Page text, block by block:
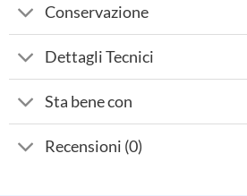
Conservazione
Dettagli Tecnici
Sta bene con
Recensioni (0)